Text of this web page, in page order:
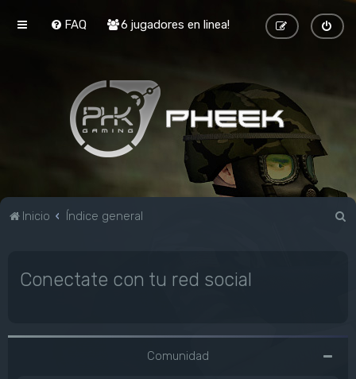
FAQ 6 jugadores en linea!
Inicio Índice general
Conectate con tu red social
Comunidad